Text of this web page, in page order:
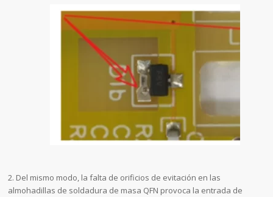
2. Del mismo modo, la falta de orificios de evitación en las
almohadillas de soldadura de masa QFN provoca la entrada de